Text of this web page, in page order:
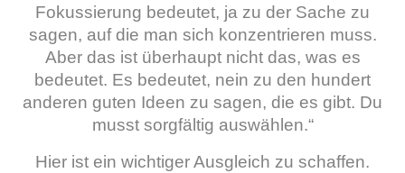
Fokussierung bedeutet, ja zu der Sache zu
sagen, auf die man sich konzentrieren muss.
Aber das ist überhaupt nicht das, was es
bedeutet. Es bedeutet, nein zu den hundert
anderen guten Ideen zu sagen, die es gibt. Du
musst sorgfältig auswählen.“
Hier ist ein wichtiger Ausgleich zu schaffen.